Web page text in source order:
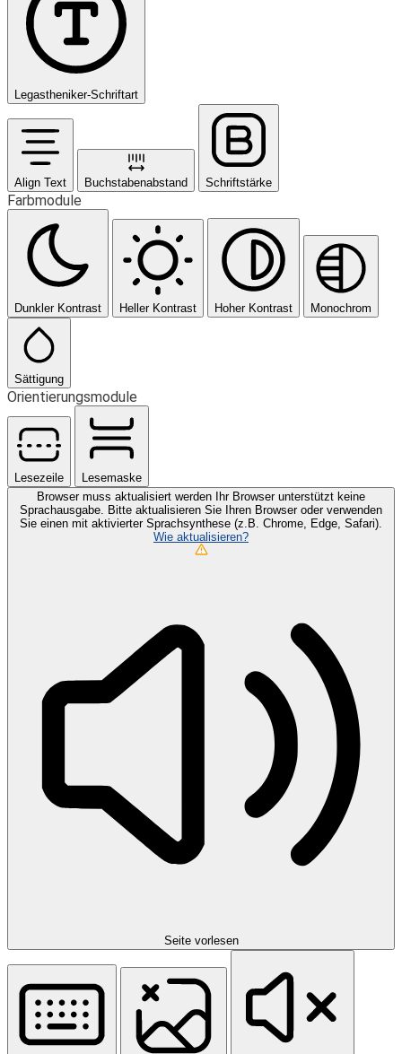
Legastheniker-Schriftart
Align Text Buchstabenabstand Schriftstärke
Farbmodule
Dunkler Kontrast Heller Kontrast Hoher Kontrast Monochrom
Sättigung
Orientierungsmodule
Lesezeile
Lesemaske
Browser muss aktualisiert werden
Ihr Browser unterstützt keine
Sprachausgabe. Bitte aktualisieren Sie Ihren Browser oder verwenden
Sie einen mit aktivierter Sprachsynthese (z.B. Chrome, Edge, Safari).
Wie aktualisieren?
Seite vorlesen